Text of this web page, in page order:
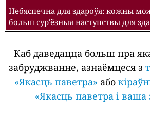
Небяспечна для здароўя: кожны
больш сур'ёзныя наступствы для
Каб даведацца больш пра
забруджванне, азнаёмцеся з
«Якасць паветра» або
«Якасць паветра і ваша